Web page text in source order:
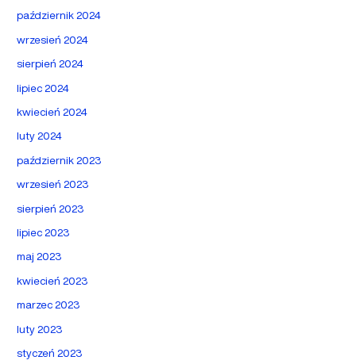
październik 2024
wrzesień 2024
sierpień 2024
lipiec 2024
kwiecień 2024
luty 2024
październik 2023
wrzesień 2023
sierpień 2023
lipiec 2023
maj 2023
kwiecień 2023
marzec 2023
luty 2023
styczeń 2023